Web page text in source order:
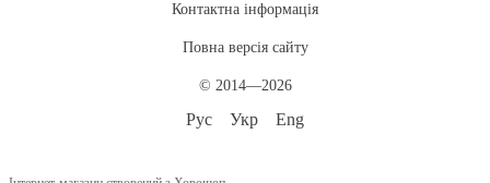
Контактна інформація
Повна версія сайту
© 2014—2026
Рус Укр Eng